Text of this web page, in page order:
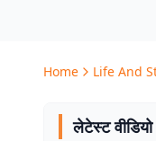
Home Life And
लेटेस्ट वीडियो